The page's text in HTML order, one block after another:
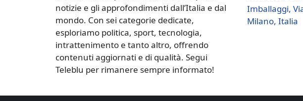
notizie e gli approfondimenti dall’Italia e dal
mondo. Con sei categorie dedicate,
esploriamo politica, sport, tecnologia,
intrattenimento e tanto altro, offrendo
contenuti aggiornati e di qualità. Segui
Teleblu per rimanere sempre informato!
Imballaggi,
Milano, Italia